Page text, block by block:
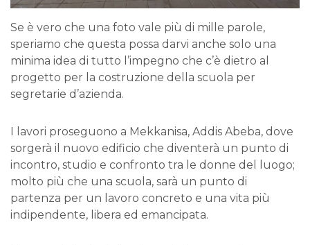
Se è vero che una foto vale più di mille parole,
speriamo che questa possa darvi anche solo una
minima idea di tutto l’impegno che c’è dietro al
progetto per la costruzione della scuola per
segretarie d’azienda.
I lavori proseguono a Mekkanisa, Addis Abeba, dove
sorgerà il nuovo edificio che diventerà un punto di
incontro, studio e confronto tra le donne del luogo;
molto più che una scuola, sarà un punto di
partenza per un lavoro concreto e una vita più
indipendente, libera ed emancipata.